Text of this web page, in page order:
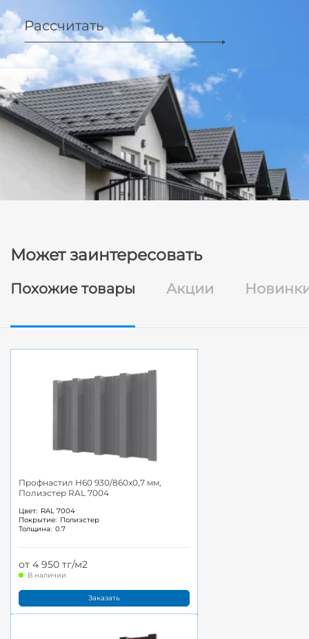
Рассчитать
Может заинтересовать
Похожие товары Акции
Профнастил Н60 930/860x0,7 мм,
Полиэстер RAL 7004
Цвет: RAL 7004
Покрытие: Полиэстер
Толщина: 0.7
от 4 950 тг/м2
В наличии
Заказать